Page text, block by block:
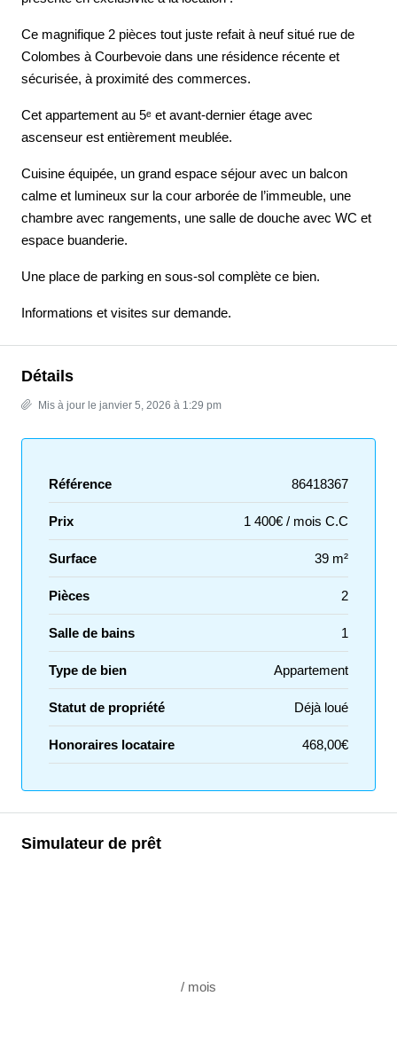
Ce magnifique 2 pièces tout juste refait à neuf situé rue de
Colombes à Courbevoie dans une résidence récente et
sécurisée, à proximité des commerces.
Cet appartement au 5ᵉ et avant-dernier étage avec
ascenseur est entièrement meublée.
Cuisine équipée, un grand espace séjour avec un balcon
calme et lumineux sur la cour arborée de l’immeuble, une
chambre avec rangements, une salle de douche avec WC et
espace buanderie.
Une place de parking en sous-sol complète ce bien.
Informations et visites sur demande.
Détails
Mis à jour le janvier 5, 2026 à 1:29 pm
Référence 86418367
Prix 1 400€ / mois C.C
Surface 39 m²
Pièces 2
Salle de bains 1
Type de bien Appartement
Statut de propriété Déjà loué
Honoraires locataire 468,00€
Simulateur de prêt
/ mois